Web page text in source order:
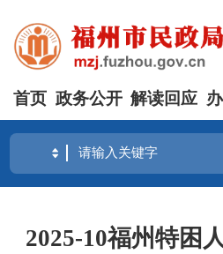
首页 政务公开 解读回应
2025-10福州特困